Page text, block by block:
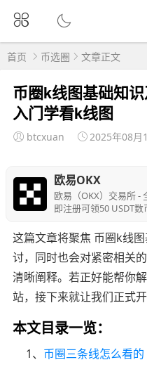
首页 币选圈 文章正文
币圈k线图基础知
入门学看k线图
btcxuan 2025年08月
欧易OKX
欧易（OKX）交易所 -
即注册可领50 USDT数
这篇文章将聚焦 币圈k线
讨，同时也会对紧密相关
清晰阐释。若正好能帮你
站，接下来就让我们正式开
本文目录一览：
1、 币圈三条线怎么看的